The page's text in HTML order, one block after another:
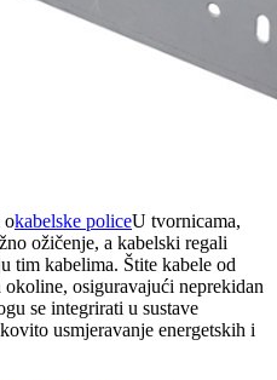
okabelske policeU tvornicama,
ožičenje, a kabelski regali
tim kabelima. Štite kabele od
osiguravajući neprekidan
se integrirati u sustave
usmjeravanje energetskih i